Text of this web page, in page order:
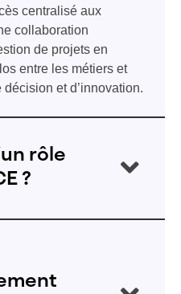
centralisé aux
collaboration
de projets en
entre les métiers et
et d’innovation.
rôle
?
un ensemble
regroupées pour
des utilisateurs